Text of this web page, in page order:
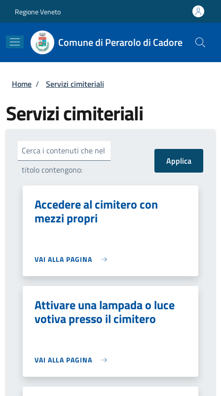
Regione Veneto
Comune di Perarolo di Cadore
Briciole di pane
Home / Servizi cimiteriali
Servizi cimiteriali
Cerca i contenuti che nel
titolo contengono:
Accedere al cimitero con
mezzi propri
VAI ALLA PAGINA
Attivare una lampada o luce
votiva presso il cimitero
VAI ALLA PAGINA